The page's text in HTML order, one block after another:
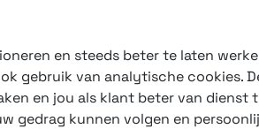
en steeds beter te laten
gebruik van analytische cookies.
en jou als klant beter van dienst
gedrag kunnen volgen en